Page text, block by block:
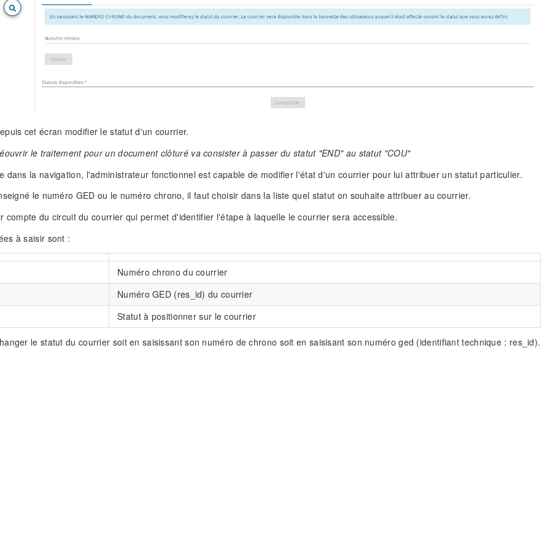
cet écran modifier le statut d'un courrier.
le traitement pour un document clôturé va consister à passer du statut "END" au statut "COU"
dans la navigation, l'administrateur fonctionnel est capable de modifier l'état d'un courrier pour lui attribuer un statut particulier.
le numéro GED ou le numéro chrono, il faut choisir dans la liste quel statut on souhaite attribuer au courrier.
compte du circuit du courrier qui permet d'identifier l'étape à laquelle le courrier sera accessible.
à saisir sont :
Numéro chrono du courrier
Numéro GED (res_id) du courrier
Statut à positionner sur le courrier
le statut du courrier soit en saisissant son numéro de chrono soit en saisisant son numéro ged (identifiant technique : res_id).